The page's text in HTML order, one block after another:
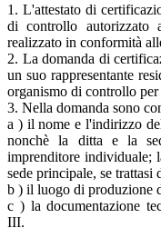
1. L'attestato di
di controllo autorizzato
realizzato in conformità
2. La domanda di
un suo rappresentante
organismo di controllo
3. Nella domanda sono
a ) il nome e l'indirizzo
nonchè la ditta e la
imprenditore individuale;
sede principale, se trattasi
b ) il luogo di produzione
c ) la documentazione
III.